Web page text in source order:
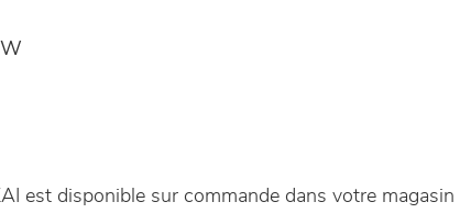
est disponible sur commande dans votre magasin